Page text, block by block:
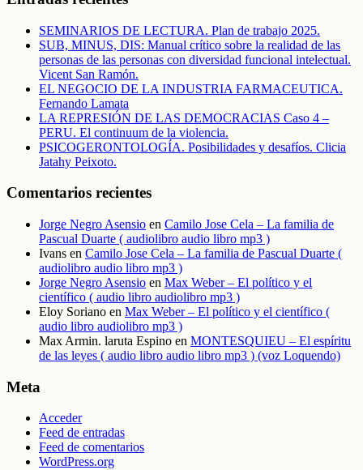
SEMINARIOS DE LECTURA. Plan de trabajo 2025.
SUB, MINUS, DIS: Manual crítico sobre la realidad de las
personas de las personas con diversidad funcional intelectual.
Vicent San Ramón.
EL NEGOCIO DE LA INDUSTRIA FARMACEUTICA.
Fernando Lamata
LA REPRESIÓN DE LAS DEMOCRACIAS Caso 4 –
PERU. El continuum de la violencia.
PSICOGERONTOLOGÍA. Posibilidades y desafíos. Clicia
Jatahy Peixoto.
Comentarios recientes
Jorge Negro Asensio en Camilo Jose Cela – La familia de
Pascual Duarte ( audiolibro audio libro mp3 )
Ivans en Camilo Jose Cela – La familia de Pascual Duarte (
audiolibro audio libro mp3 )
Jorge Negro Asensio en Max Weber – El político y el
científico ( audio libro audiolibro mp3 )
Eloy Soriano en Max Weber – El político y el científico (
audio libro audiolibro mp3 )
Max Armin. laruta Espino en MONTESQUIEU – El espíritu
de las leyes ( audio libro audio libro mp3 ) (voz Loquendo)
Meta
Acceder
Feed de entradas
Feed de comentarios
WordPress.org